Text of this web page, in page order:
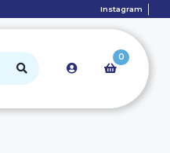
Instagram
0